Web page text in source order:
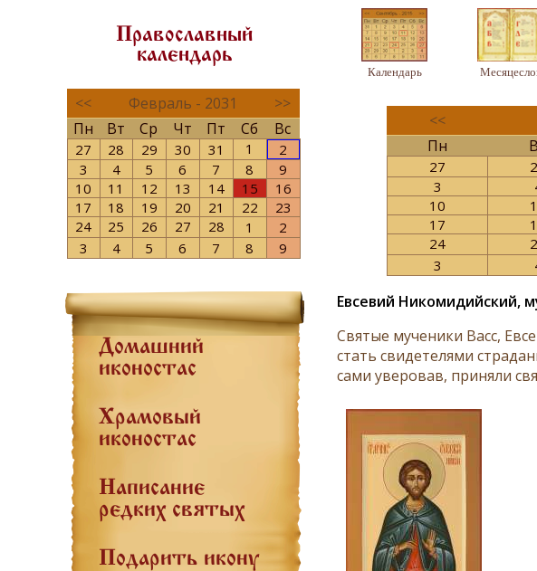
Православный
календарь
<< Февраль - 2031
>>
Пн
Вт Ср Чт Пт Сб Вс
27 28 29 30 31 1
2
3
4 5 6 7 8
9
10
11 12 13 14 15
16
17
18 19 20 21 22
23
24
25 26 27 28 1
2
3
4 5 6 7 8 9
Домашний
иконостас
Храмовый
иконостас
Написание
редких святых
Подарить икону
Календарь
<<
Пн
27
3
10
17
24
3
Евсевий Никомидийский,
Святые мученики Васс,
стать свидетелями
сами уверовав, приняли